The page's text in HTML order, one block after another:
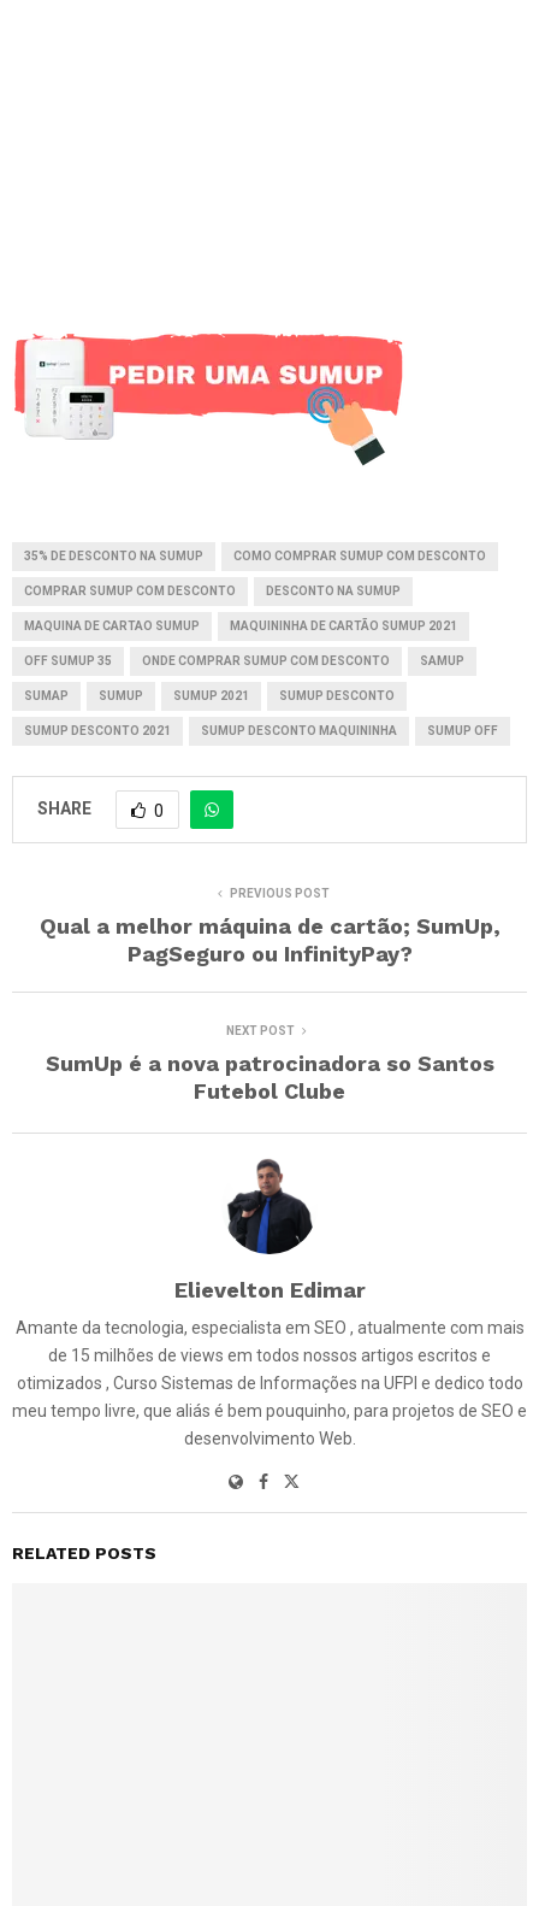
35% DE DESCONTO NA SUMUP COMO COMPRAR SUMUP COM DESCONTO
COMPRAR SUMUP COM DESCONTO DESCONTO NA SUMUP
MAQUINA DE CARTAO SUMUP MAQUININHA DE CARTÃO SUMUP 2021
OFF SUMUP 35 ONDE COMPRAR SUMUP COM DESCONTO SAMUP
SUMAP SUMUP SUMUP 2021 SUMUP DESCONTO
SUMUP DESCONTO 2021 SUMUP DESCONTO MAQUININHA SUMUP OFF
SHARE 0
PREVIOUS POST
Qual a melhor máquina de cartão; SumUp,
PagSeguro ou InfinityPay?
NEXT POST
SumUp é a nova patrocinadora so Santos
Futebol Clube
Elievelton Edimar
Amante da tecnologia, especialista em SEO , atualmente com mais
de 15 milhões de views em todos nossos artigos escritos e
otimizados , Curso Sistemas de Informações na UFPI e dedico todo
meu tempo livre, que aliás é bem pouquinho, para projetos de SEO e
desenvolvimento Web.
RELATED POSTS